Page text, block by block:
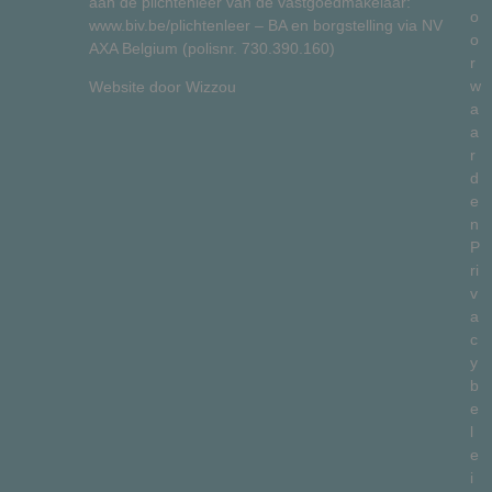
www.biv.be/plichtenleer – BA en borgstelling via NV
AXA Belgium (polisnr. 730.390.160)
Website door Wizzou
o
o
r
w
a
a
r
d
e
n
P
ri
v
a
c
y
b
e
l
e
i